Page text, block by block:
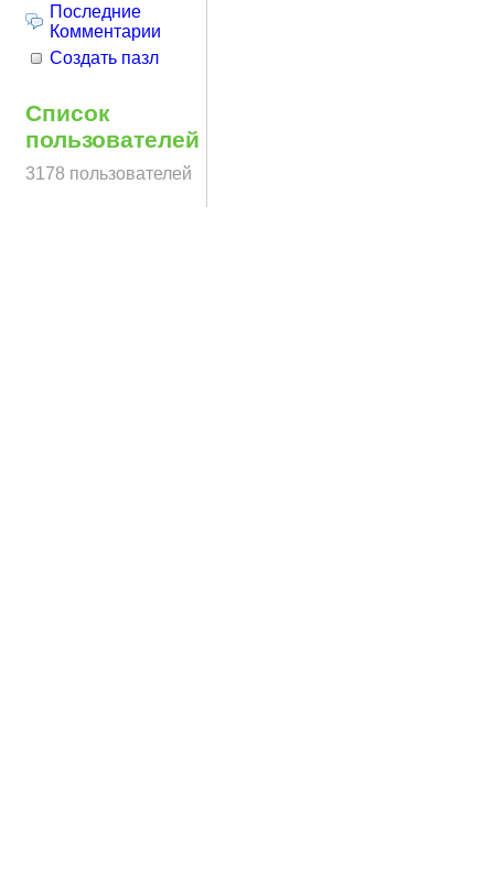
Последние
Комментарии
Создать пазл
Список
пользователей
3178 пользователей